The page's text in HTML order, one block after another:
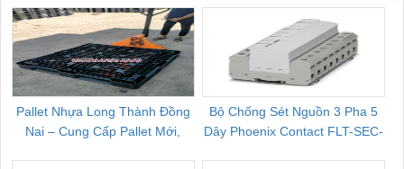
Pallet Nhựa Long Thành Đồng
Nai – Cung Cấp Pallet Mới,
Bộ Chống Sét Nguồn 3 Pha 5
Dây Phoenix Contact FLT-SEC-